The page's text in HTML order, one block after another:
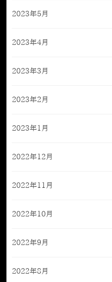
2023年5月
2023年4月
2023年3月
2023年2月
2023年1月
2022年12月
2022年11月
2022年10月
2022年9月
2022年8月